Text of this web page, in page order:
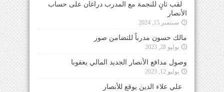
لقب ثانٍ للنجمة مع المدرب دراغان على حساب
الأنصار
سبتمبر 15, 2024
مالك حسون مدرباً للتضامن صور
يوليو 28, 2023
وصول مدافع الأنصار الجديد المالي يعقوبا
يوليو 12, 2023
علي علاء الدين يوقع للأنصار